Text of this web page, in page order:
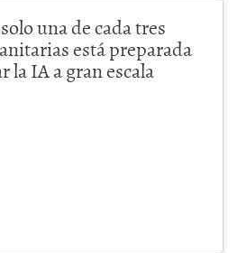
una de cada tres
está preparada
IA a gran escala